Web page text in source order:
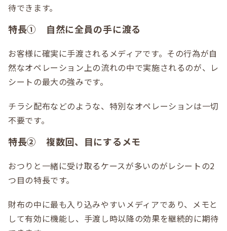
待できます。
特長① 自然に全員の手に渡る
お客様に確実に手渡されるメディアです。その行為が自
然なオペレーション上の流れの中で実施されるのが、レ
シートの最大の強みです。
チラシ配布などのような、特別なオペレーションは一切
不要です。
特長② 複数回、目にするメモ
おつりと一緒に受け取るケースが多いのがレシートの2
つ目の特長です。
財布の中に最も入り込みやすいメディアであり、メモと
して有効に機能し、手渡し時以降の効果を継続的に期待